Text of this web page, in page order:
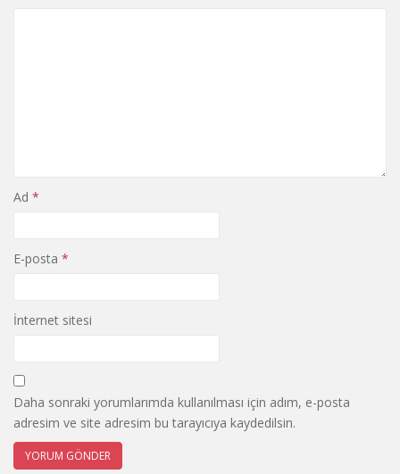
Ad *
E-posta *
İnternet sitesi
Daha sonraki yorumlarımda kullanılması için adım, e-posta
adresim ve site adresim bu tarayıcıya kaydedilsin.